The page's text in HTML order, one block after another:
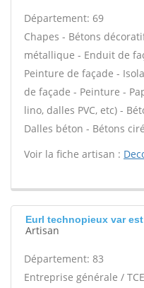
Département: 69
Chapes - Bétons
métallique - Enduit de
Peinture de façade -
de façade - Peinture -
lino, dalles PVC, etc) -
Dalles béton - Bétons
Voir la fiche artisan :
Eurl technopieux var
Artisan
Département: 83
Entreprise générale /